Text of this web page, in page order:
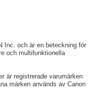
Inc. och är en beteckning för
och multifunktionella
är registrerade varumärken
märken används av Canon